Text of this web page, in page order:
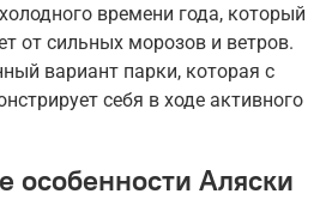
времени года, который
от сильных морозов и ветров.
вариант парки, которая с
себя в ходе активного
особенности Аляски